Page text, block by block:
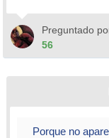
Preguntado
56
Porque no